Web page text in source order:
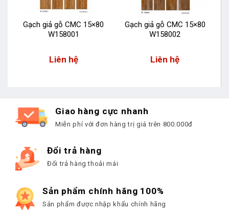
Gạch giả gỗ CMC 15×80
W158001
Liên hệ
Gạch giả gỗ CMC 15×80
W158002
Liên hệ
Giao hàng cực nhanh
Miễn phí với đơn hàng trị giá trên 800.000đ
Đổi trả hàng
Đổi trả hàng thoải mái
Sản phẩm chính hãng 100%
Sản phẩm được nhập khẩu chính hãng